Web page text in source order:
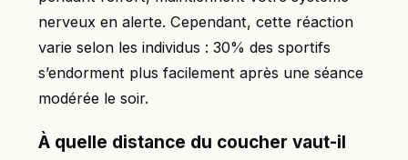
nerveux en alerte. Cependant, cette réaction
varie selon les individus : 30% des sportifs
s’endorment plus facilement après une séance
modérée le soir.
À quelle distance du coucher vaut-il